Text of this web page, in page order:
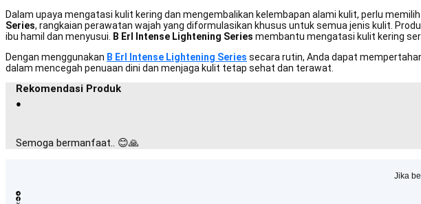
Dalam upaya mengatasi kulit kering dan mengembalikan kelembapan alami kulit, perlu
Series, rangkaian perawatan wajah yang diformulasikan khusus untuk semua jenis kulit.
ibu hamil dan menyusui.
B Erl Intense Lightening Series membantu mengatasi kulit kering
Dengan menggunakan B Erl Intense Lightening Series secara rutin, Anda dapat
dalam mencegah penuaan dini dan menjaga kulit tetap sehat dan terawat.
Rekomendasi Produk
●
Semoga bermanfaat.. 😊🙏
Jika